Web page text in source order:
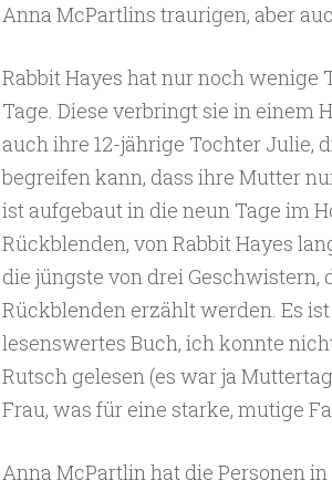
Anna McPartlins traurigen, aber
Rabbit Hayes hat nur noch wenige
Tage. Diese verbringt sie in einem
auch ihre 12-jährige Tochter Julie,
begreifen kann, dass ihre Mutter
ist aufgebaut in die neun Tage im
Rückblenden, von Rabbit Hayes
die jüngste von drei
Rückblenden erzählt werden. Es
lesenswertes Buch, ich konnte
Rutsch gelesen (es war ja
Frau, was für eine starke, mutige
Anna McPartlin hat die Personen